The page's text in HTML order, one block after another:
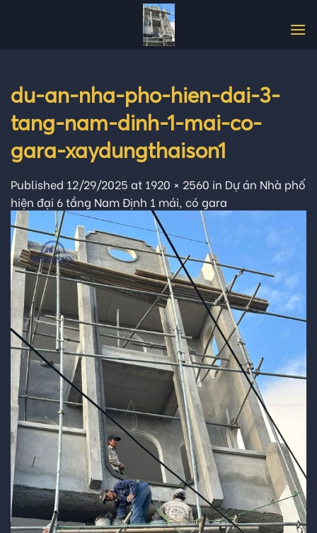
du-an-nha-pho-hien-dai-3-
tang-nam-dinh-1-mai-co-
gara-xaydungthaison1
Published 12/29/2025 at 1920 × 2560 in Dự án Nhà phố
hiện đại 6 tầng Nam Định 1 mái, có gara